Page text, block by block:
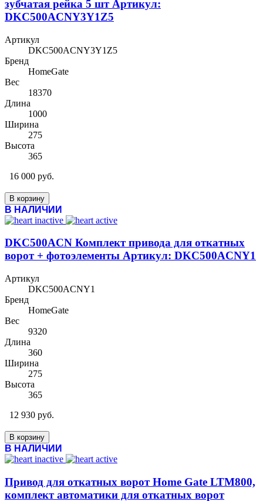
зубчатая рейка 5 шт Артикул:
DKC500ACNY3Y1Z5
Артикул
DKC500ACNY3Y1Z5
Бренд
HomeGate
Вес
18370
Длина
1000
Ширина
275
Высота
365
16 000 руб.
В корзину
В НАЛИЧИИ
DKC500ACN Комплект привода для откатных
ворот + фотоэлементы Артикул: DKC500ACNY1
Артикул
DKC500ACNY1
Бренд
HomeGate
Вес
9320
Длина
360
Ширина
275
Высота
365
12 930 руб.
В корзину
В НАЛИЧИИ
Привод для откатных ворот Home Gate LTM800,
комплект автоматики для откатных ворот